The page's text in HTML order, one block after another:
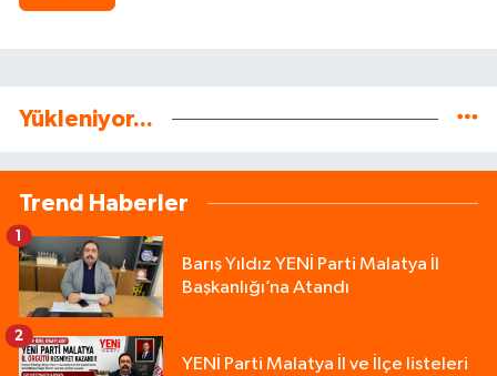
Yükleniyor...
Trend Haberler
Barış Yıldız YENİ Parti Malatya İl
Başkanlığı’na Atandı
1
YENİ Parti Malatya İl ve İlçe listeleri
2